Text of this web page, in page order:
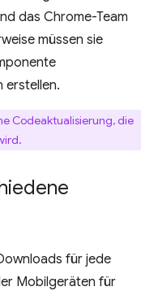
das Chrome-Team
müssen sie
erstellen.
Codeaktualisierung, die
für jede
Mobilgeräten für